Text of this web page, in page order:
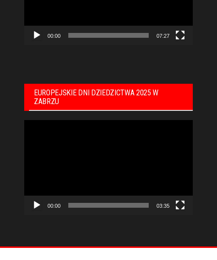
00:00 07:27
EUROPEJSKIE DNI DZIEDZICTWA 2025 W
ZABRZU
00:00 03:35